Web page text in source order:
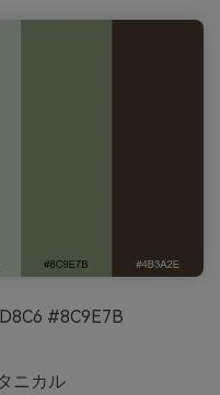
#8C9E7B
ニカル